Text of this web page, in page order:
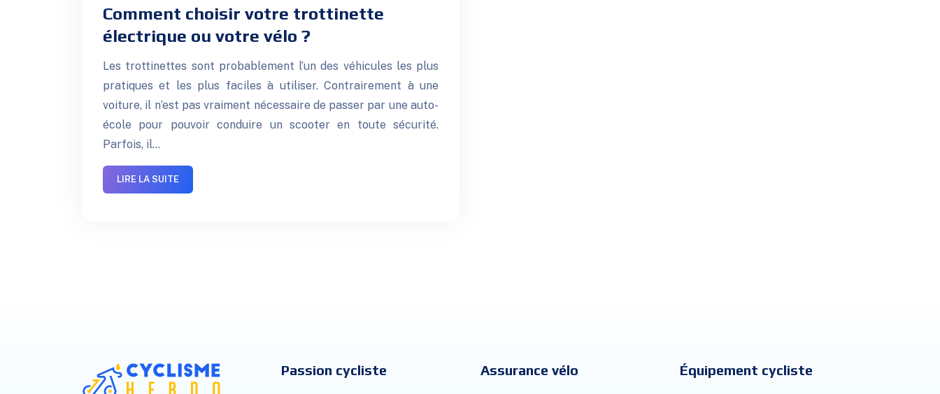
Comment choisir votre trottinette
électrique ou votre vélo ?
Les trottinettes sont probablement l’un des véhicules les plus
pratiques et les plus faciles à utiliser. Contrairement à une
voiture, il n’est pas vraiment nécessaire de passer par une auto-
école pour pouvoir conduire un scooter en toute sécurité.
Parfois, il…
LIRE LA SUITE
Passion cycliste Assurance vélo Équipement cycliste